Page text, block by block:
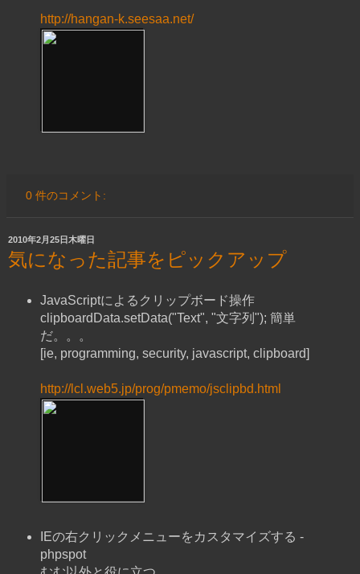
http://hangan-k.seesaa.net/
0 件のコメント:
2010年2月25日木曜日
気になった記事をピックアップ
JavaScriptによるクリップボード操作
clipboardData.setData("Text", "文字列"); 簡単
だ。。。
[ie, programming, security, javascript, clipboard]
http://lcl.web5.jp/prog/pmemo/jsclipbd.html
IEの右クリックメニューをカスタマイズする -
phpspot